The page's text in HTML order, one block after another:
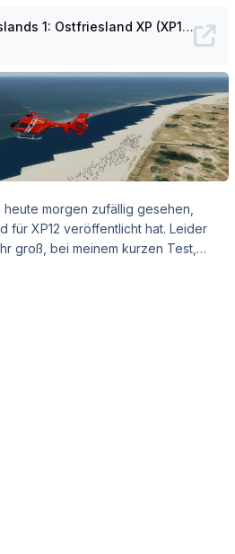
Aerosoft German Islands 1: Ostfriesland XP (XP12)
morgen zufällig gesehen,
XP12 veröffentlicht hat. Leider
groß, bei meinem kurzen Test,
ist mir diese seltsame Kante